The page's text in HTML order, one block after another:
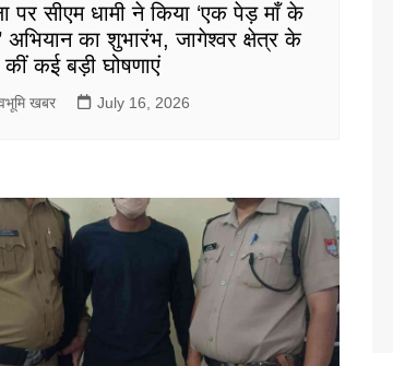
पर सीएम धामी ने किया ‘एक पेड़ माँ के
अभियान का शुभारंभ, जागेश्वर क्षेत्र के
कीं कई बड़ी घोषणाएं
खबर July 16, 2026